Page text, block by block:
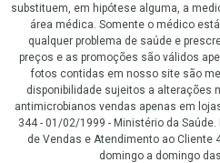
substituem, em hipótese alguma, a
área médica. Somente o médico
qualquer problema de saúde e
preços e as promoções são válidos
fotos contidas em nosso site são
disponibilidade sujeitos a alterações
antimicrobianos vendas apenas em
344 - 01/02/1999 - Ministério da
de Vendas e Atendimento ao Cliente
domingo a domingo